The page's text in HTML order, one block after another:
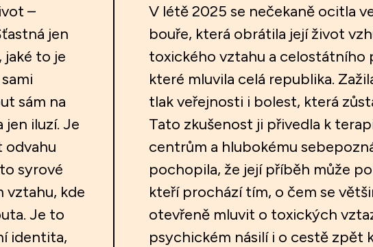
–
jen
jaké to je
sám na
jen iluzí. Je
odvahu
syrové
vztahu, kde
Je to
identita,
V létě 2025 se nečekaně ocitla
bouře, která obrátila její život
toxického vztahu a celostátního
které mluvila celá republika.
tlak veřejnosti i bolest, která
Tato zkušenost ji přivedla k
centrům a hlubokému
pochopila, že její příběh může
kteří prochází tím, o čem se
otevřeně mluvit o toxických
psychickém násilí i o cestě zpět